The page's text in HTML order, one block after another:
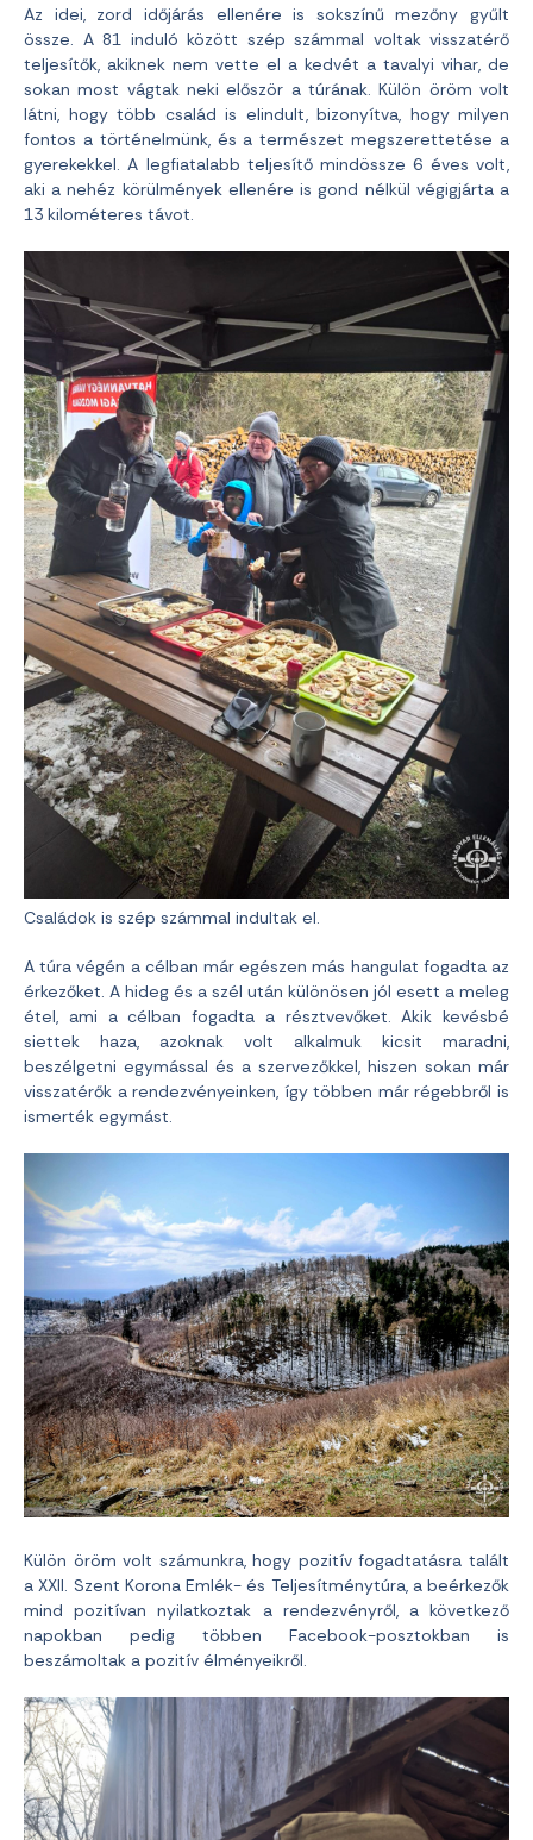
Az idei, zord időjárás ellenére is sokszínű mezőny gyűlt
össze. A 81 induló között szép számmal voltak visszatérő
teljesítők, akiknek nem vette el a kedvét a tavalyi vihar, de
sokan most vágtak neki először a túrának. Külön öröm volt
látni, hogy több család is elindult, bizonyítva, hogy milyen
fontos a történelmünk, és a természet megszerettetése a
gyerekekkel. A legfiatalabb teljesítő mindössze 6 éves volt,
aki a nehéz körülmények ellenére is gond nélkül végigjárta a
13 kilométeres távot.
Családok is szép számmal indultak el.
A túra végén a célban már egészen más hangulat fogadta az
érkezőket. A hideg és a szél után különösen jól esett a meleg
étel, ami a célban fogadta a résztvevőket. Akik kevésbé
siettek haza, azoknak volt alkalmuk kicsit maradni,
beszélgetni egymással és a szervezőkkel, hiszen sokan már
visszatérők a rendezvényeinken, így többen már régebbről is
ismerték egymást.
Külön öröm volt számunkra, hogy pozitív fogadtatásra talált
a XXII. Szent Korona Emlék- és Teljesítménytúra, a beérkezők
mind pozitívan nyilatkoztak a rendezvényről, a következő
napokban pedig többen Facebook-posztokban is
beszámoltak a pozitív élményeikről.